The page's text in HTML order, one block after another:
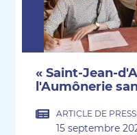
« Saint-Jean-
l'Aumônerie
ARTICLE DE
15 septembre